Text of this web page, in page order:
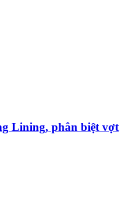
Lining, phân biệt vợt